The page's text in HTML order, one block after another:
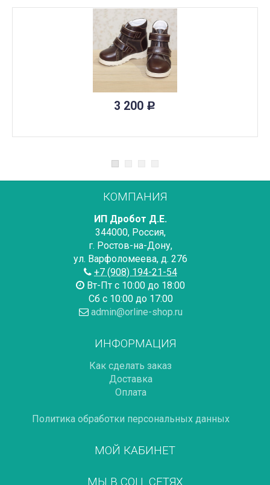
3 200 Р
КОМПАНИЯ
ИП Дробот Д.Е.
344000, Россия,
г. Ростов-на-Дону,
ул. Варфоломеева, д. 276
+7 (908) 194-21-54
Вт-Пт с 10:00 до 18:00
Сб с 10:00 до 17:00
admin@orline-shop.ru
ИНФОРМАЦИЯ
Как сделать заказ
Доставка
Оплата
Политика обработки персональных данных
МОЙ КАБИНЕТ
МЫ В СОЦ. СЕТЯХ